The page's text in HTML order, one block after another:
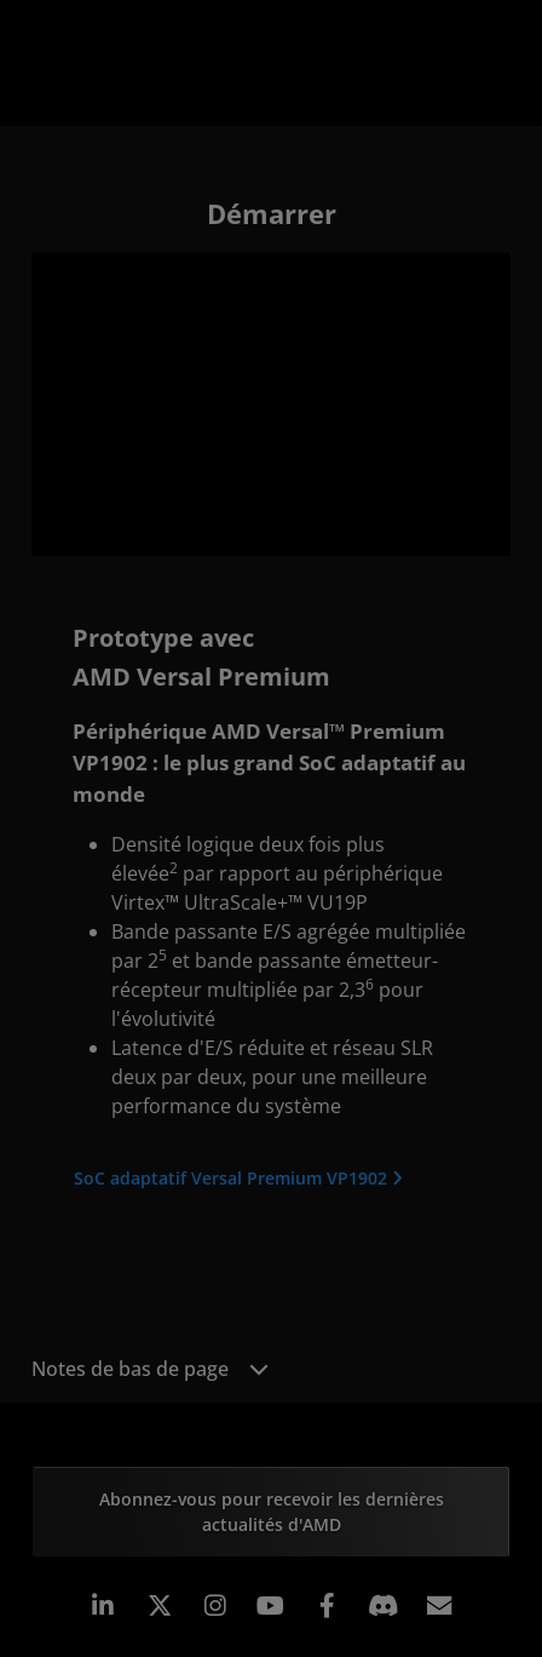
Démarrer
Prototype avec
AMD Versal Premium
Périphérique AMD Versal™ Premium
VP1902 : le plus grand SoC adaptatif au
monde
Densité logique deux fois plus
élevée2 par rapport au périphérique
Virtex™ UltraScale+™ VU19P
Bande passante E/S agrégée multipliée
par 25 et bande passante émetteur-
récepteur multipliée par 2,36 pour
l'évolutivité
Latence d'E/S réduite et réseau SLR
deux par deux, pour une meilleure
performance du système
SoC adaptatif Versal Premium VP1902
Notes de bas de page
Abonnez-vous pour recevoir les dernières
actualités d'AMD
LinkedIn Instagram Facebook